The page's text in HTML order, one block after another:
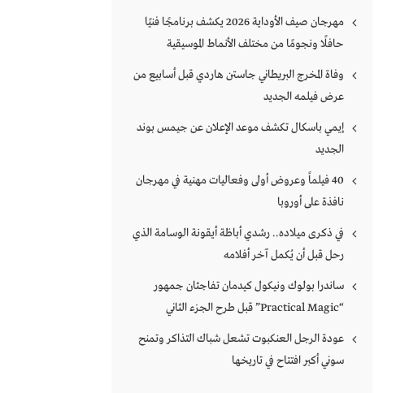
مهرجان صيف الأوداية 2026 يكشف برنامجًا فنيًا
حافلًا ونجومًا من مختلف الأنماط الموسيقية
وفاة المخرج البريطاني جاستن هاردي قبل أسابيع من
عرض فيلمه الجديد
إيمي باسكال تكشف موعد الإعلان عن جيمس بوند
الجديد
40 فيلماً وعروض أولى وفعاليات مهنية في مهرجان
نافذة على أوروبا
في ذكرى ميلاده.. رشدي أباظة أيقونة الوسامة الذي
رحل قبل أن يُكمل آخر أفلامه
ساندرا بولوك ونيكول كيدمان تفاجئان جمهور
“Practical Magic” قبل طرح الجزء الثاني
عودة الرجل العنكبوت تشعل شباك التذاكر وتمنح
سوني أكبر افتتاح في تاريخها